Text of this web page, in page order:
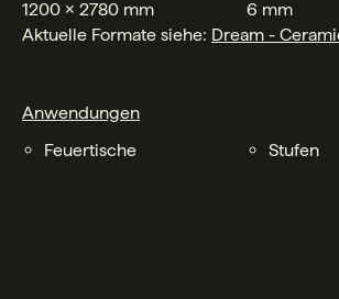
1200 x 2780 mm
6 mm
Aktuelle Formate siehe: Dream -
Anwendungen
Feuertische
Stufen